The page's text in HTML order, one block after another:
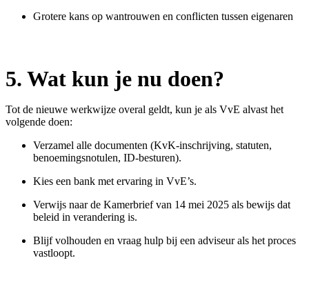
Grotere kans op wantrouwen en conflicten tussen eigenaren
5. Wat kun je nu doen?
Tot de nieuwe werkwijze overal geldt, kun je als VvE alvast het
volgende doen:
Verzamel alle documenten (KvK-inschrijving, statuten,
benoemingsnotulen, ID-besturen).
Kies een bank met ervaring in VvE’s.
Verwijs naar de Kamerbrief van 14 mei 2025 als bewijs dat
beleid in verandering is.
Blijf volhouden en vraag hulp bij een adviseur als het proces
vastloopt.